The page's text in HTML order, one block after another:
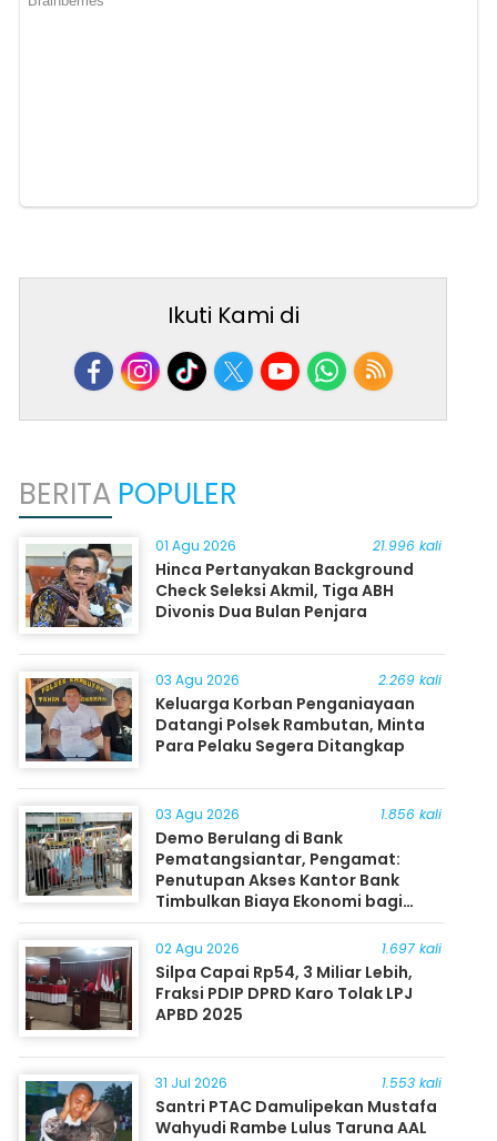
Ikuti Kami di
BERITA POPULER
01 Agu 2026 21.996 kali
Hinca Pertanyakan Background
Check Seleksi Akmil, Tiga ABH
Divonis Dua Bulan Penjara
03 Agu 2026 2.269 kali
Keluarga Korban Penganiayaan
Datangi Polsek Rambutan, Minta
Para Pelaku Segera Ditangkap
03 Agu 2026 1.856 kali
Demo Berulang di Bank
Pematangsiantar, Pengamat:
Penutupan Akses Kantor Bank
Timbulkan Biaya Ekonomi bagi
Masyarakat
02 Agu 2026 1.697 kali
Silpa Capai Rp54, 3 Miliar Lebih,
Fraksi PDIP DPRD Karo Tolak LPJ
APBD 2025
31 Jul 2026 1.553 kali
Santri PTAC Damulipekan Mustafa
Wahyudi Rambe Lulus Taruna AAL